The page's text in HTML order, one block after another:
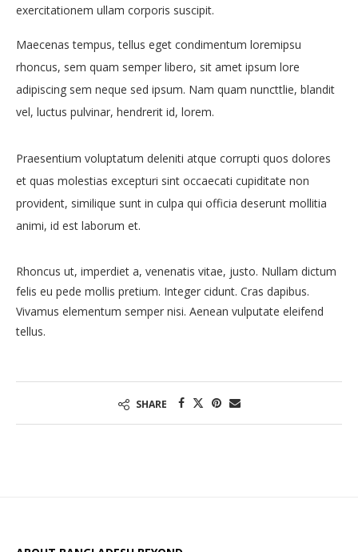
exercitationem ullam corporis suscipit.
Maecenas tempus, tellus eget condimentum loremipsu
rhoncus, sem quam semper libero, sit amet ipsum lore
adipiscing sem neque sed ipsum. Nam quam nuncttlie, blandit
vel, luctus pulvinar, hendrerit id, lorem.
Praesentium voluptatum deleniti atque corrupti quos dolores
et quas molestias excepturi sint occaecati cupiditate non
provident, similique sunt in culpa qui officia deserunt mollitia
animi, id est laborum et.
Rhoncus ut, imperdiet a, venenatis vitae, justo. Nullam dictum
felis eu pede mollis pretium. Integer cidunt. Cras dapibus.
Vivamus elementum semper nisi. Aenean vulputate eleifend
tellus.
SHARE